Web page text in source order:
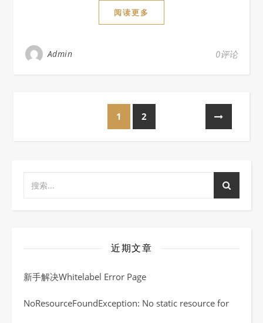
阅读更多
Admin 0评论
1 2
近期文章
新手解决Whitelabel Error Page
NoResourceFoundException: No static resource for